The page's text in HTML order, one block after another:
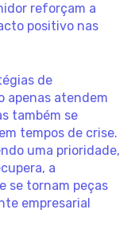
reforçam a
positivo nas
de
apenas atendem
também se
tempos de crise.
uma prioridade,
a
se tornam peças
empresarial